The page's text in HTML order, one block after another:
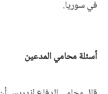
في سوريا.
أسئلة محامي المدعين